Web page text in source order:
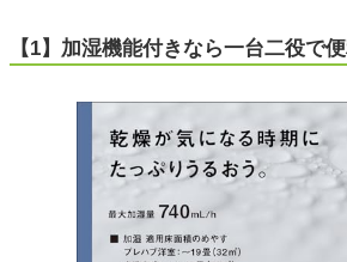
【1】加湿機能付きなら一台二役で便